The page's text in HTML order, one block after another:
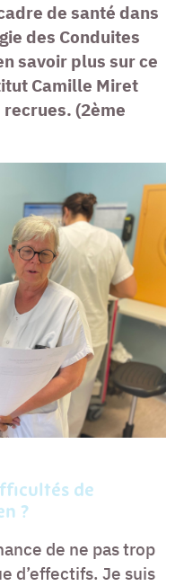
de santé dans
des Conduites
savoir plus sur ce
Camille Miret
(2ème
de
?
de ne pas trop
d’effectifs. Je suis